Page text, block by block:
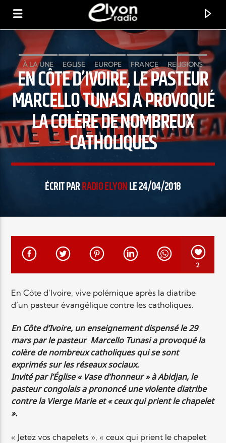
RADIO ELYON
POSITIVE ET ENCOURAGEANTE !
TITRE
ARTISTE
Radio Elyon
Elyon Rhema
Elyon Hits
À LA UNE EGLISE EUROPE FRANCE RELIGIONS
EN CÔTE D’IVOIRE, LE PASTEUR
MARCELLO TUNASI A PROVOQUÉ
LA COLÈRE DE NOMBREUX
CATHOLIQUES
ÉCRIT PARRADIO ELYONLE 24/04/2018
2
En Côte d’Ivoire, vive polémique après la diatribe
d’un pasteur évangélique contre les catholiques.
En Côte d’Ivoire, un enseignement dispensé le 29
mars par le pasteur Marcello Tunasi a provoqué la
colère de nombreux catholiques qui se sont
exprimés sur les réseaux sociaux.
Invité par l’Église « Vase d’honneur » à Abidjan, le
pasteur congolais a prononcé une violente diatribe
contre la Vierge Marie et « ceux qui prient le chapelet
».
« Jetez vos chapelets », « ceux qui prient le chapelet